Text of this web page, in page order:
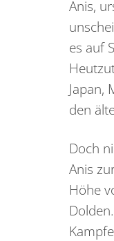
Anis,
es auf
Japan,
den
Doch
Anis
Höhe